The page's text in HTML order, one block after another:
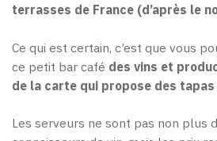
terrasses de France (d’après le
Ce qui est certain, c’est que vous
ce petit bar café des vins et
de la carte qui propose des
Les serveurs ne sont pas non plus